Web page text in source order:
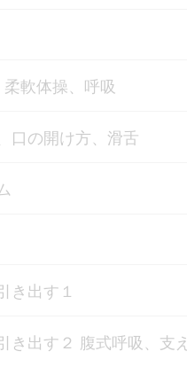
軟体操、呼吸
の開け方、滑舌
き出す１
き出す２ 腹式呼吸、支え